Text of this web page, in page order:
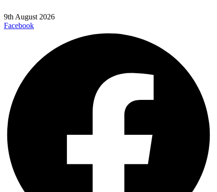
9th August 2026
Facebook